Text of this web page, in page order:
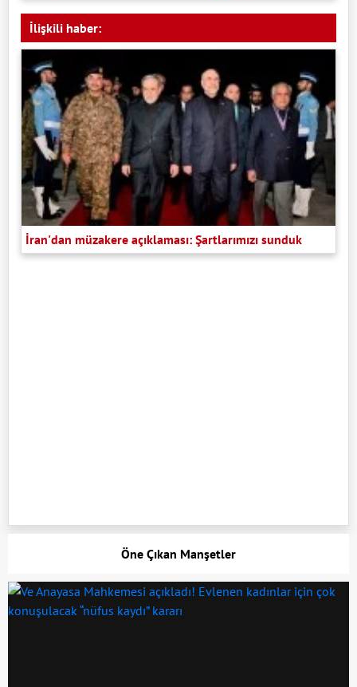
İlişkili haber:
İran'dan müzakere açıklaması: Şartlarımızı sunduk
Öne Çıkan Manşetler